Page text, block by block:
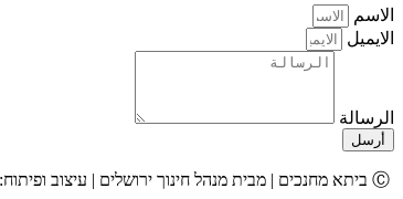
الاسم
الايميل
الرسالة
أرسل